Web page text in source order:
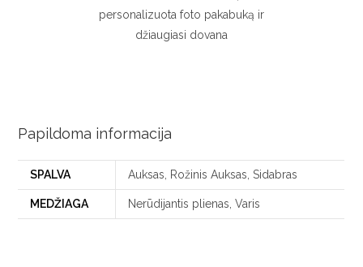
Papildoma informacija
SPALVA Auksas, Rožinis Auksas, Sidabras
MEDŽIAGA Nerūdijantis plienas, Varis